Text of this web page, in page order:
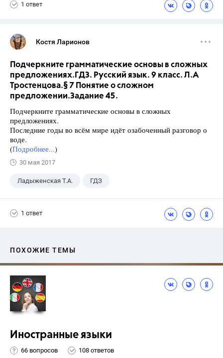
1 ответ
Костя Ларионов
Подчеркните грамматические основы в сложных
предложениях.ГДЗ. Русский язык. 9 класс. Л.А
Тростенцова.§ 7 Понятие о сложном
предложении.Задание 45.
Подчеркните грамматические основы в сложных
предложениях.
Последние годы во всём мире идёт озабоченный разговор о
воде.
(Подробнее...)
30 мая 2017
Ладыженская Т.А. ГДЗ
1 ответ
ПОХОЖИЕ ТЕМЫ
Иностранные языки
66 вопросов 108 ответов